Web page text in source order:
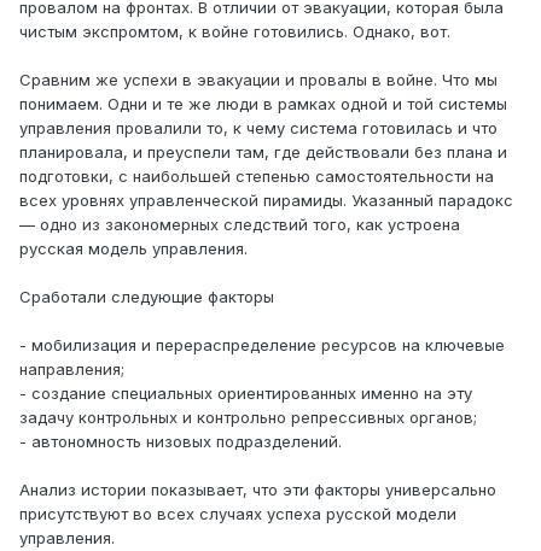
провалом на фронтах. В отличии от эвакуации, которая была
чистым экспромтом, к войне готовились. Однако, вот.
Сравним же успехи в эвакуации и провалы в войне. Что мы
понимаем. Одни и те же люди в рамках одной и той системы
управления провалили то, к чему система готовилась и что
планировала, и преуспели там, где действовали без плана и
подготовки, с наибольшей степенью самостоятельности на
всех уровнях управленческой пирамиды. Указанный парадокс
— одно из закономерных следствий того, как устроена
русская модель управления.
Сработали следующие факторы
- мобилизация и перераспределение ресурсов на ключевые
направления;
- создание специальных ориентированных именно на эту
задачу контрольных и контрольно репрессивных органов;
- автономность низовых подразделений.
Анализ истории показывает, что эти факторы универсально
присутствуют во всех случаях успеха русской модели
управления.